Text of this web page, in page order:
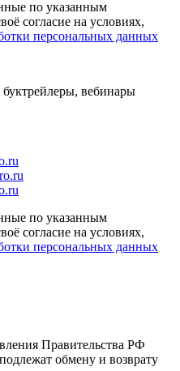
по указанным
согласие на условиях,
персональных данных
вебинары
по указанным
согласие на условиях,
персональных данных
Правительства РФ
обмену и возврату